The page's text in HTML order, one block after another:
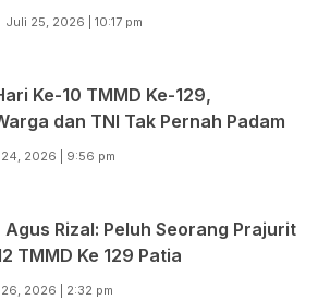
Juli 25, 2026 | 10:17 pm
Ke-10 TMMD Ke-129,
dan TNI Tak Pernah Padam
2026 | 9:56 pm
Agus Rizal: Peluh Seorang Prajurit
TMMD Ke 129 Patia
2026 | 2:32 pm